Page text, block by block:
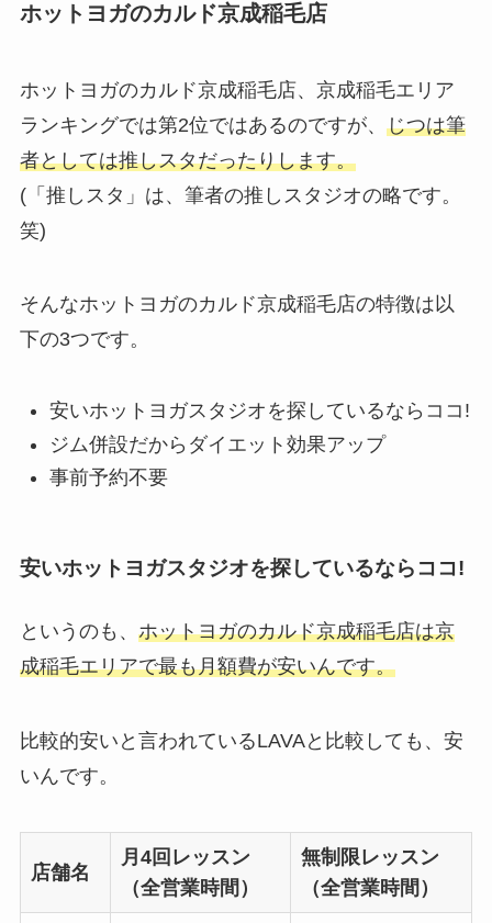
ホットヨガのカルド京成稲毛店
ホットヨガのカルド京成稲毛店、京成稲毛エリア
ランキングでは第2位ではあるのですが、 じつは筆
者としては推しスタだったりします。
(「推しスタ」は、筆者の推しスタジオの略です。
笑)
そんなホットヨガのカルド京成稲毛店の特徴は以
下の3つです。
安いホットヨガスタジオを探しているならココ!
ジム併設だからダイエット効果アップ
事前予約不要
安いホットヨガスタジオを探しているならココ!
というのも、 ホットヨガのカルド京成稲毛店は京
成稲毛エリアで最も月額費が安いんです。
比較的安いと言われているLAVAと比較しても、安
いんです。
店舗名
月4回レッスン
（全営業時間）
無制限レッスン
（全営業時間）